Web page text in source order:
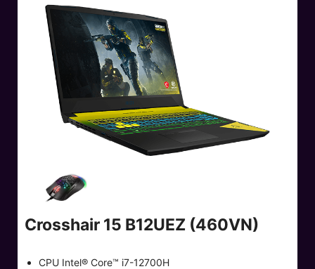
Crosshair 15 B12UEZ (460VN)
CPU Intel® Core™ i7-12700H